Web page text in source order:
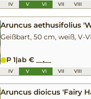
IV V VI VII VIII
Aruncus aethusifolius
Geißbart, 50 cm, weiß, V-VI
P 1|ab € __,__
IV V VI VII VIII
Aruncus dioicus 'Fairy